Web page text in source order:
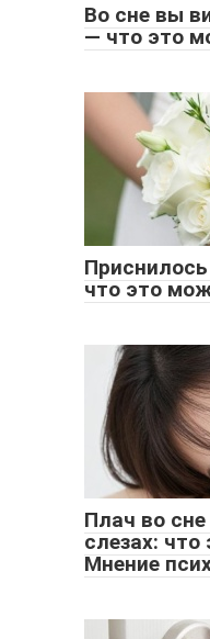
Во сне вы
— что это
что это
Плач во
слезах:
Мнение